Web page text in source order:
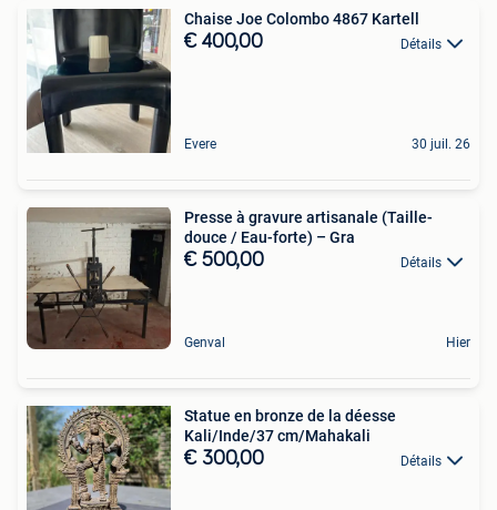
Chaise Joe Colombo 4867 Kartell
€ 400,00 Détails
Evere 30 juil. 26
Presse à gravure artisanale (Taille-
douce / Eau-forte) – Gra
€ 500,00 Détails
Genval Hier
Statue en bronze de la déesse
Kali/Inde/37 cm/Mahakali
€ 300,00 Détails